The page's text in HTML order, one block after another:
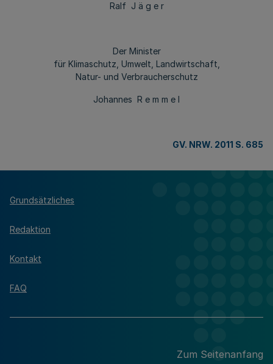
Ralf J ä g e r
Der Minister
für Klimaschutz, Umwelt, Landwirtschaft,
Natur- und Verbraucherschutz
Johannes R e m m e l
GV. NRW. 2011 S. 685
Grundsätzliches
Redaktion
Kontakt
FAQ
Zum Seitenanfang